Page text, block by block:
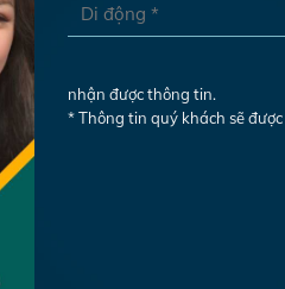
nhận được thông tin.
* Thông tin quý khách sẽ